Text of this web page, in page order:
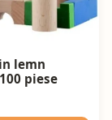
lemn
piese